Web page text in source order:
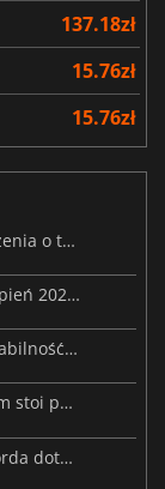
137.18zł
15.76zł
15.76zł
Wyciek ceny Steam Frame przekreśla marzenia o tanim zestawie VR
Premiery gier wideo w tym tygodniu – sierpień 2026 r. (32. tydzień)
Nowa aktualizacja w Palworld poprawia stabilność Sunreach i walk z bossami
Projekt Helix znów w grze, przyszłość Steam stoi pod znakiem zapytania
Złośliwe oprogramowanie i przejęcie Discorda dotknęły Meccha Chameleon